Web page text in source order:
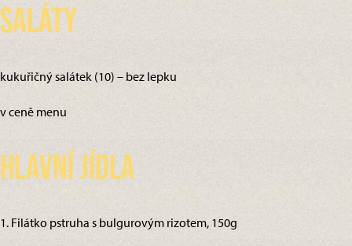
Saláty
kukuřičný salátek (10) – bez lepku
v ceně menu
Hlavní jídla
1. Filátko pstruha s bulgurovým rizotem, 150g